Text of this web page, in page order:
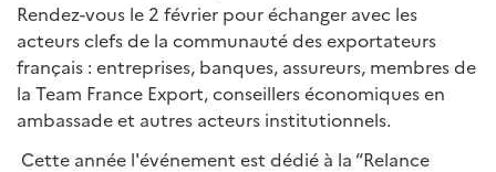
Rendez-vous le 2 février pour échanger avec les
acteurs clefs de la communauté des exportateurs
français : entreprises, banques, assureurs, membres de
la Team France Export, conseillers économiques en
ambassade et autres acteurs institutionnels.
Cette année l'événement est dédié à la “Relance